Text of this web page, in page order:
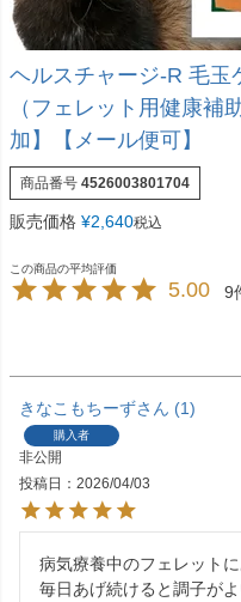
ヘルスチャージ-R 毛玉
（フェレット用健康補
加】【メール便可】
商品番号 4526003801704
販売価格 ¥2,640税込
5.00 9
きなこもちーず 1
購入者
非公開
投稿日
2026/04/03
病気療養中のフェレット
毎日あげ続けると調子がよ